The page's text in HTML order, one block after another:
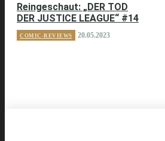
Reingeschaut: „DER TOD
DER JUSTICE LEAGUE“ #14
COMIC-REVIEWS 20.05.2023